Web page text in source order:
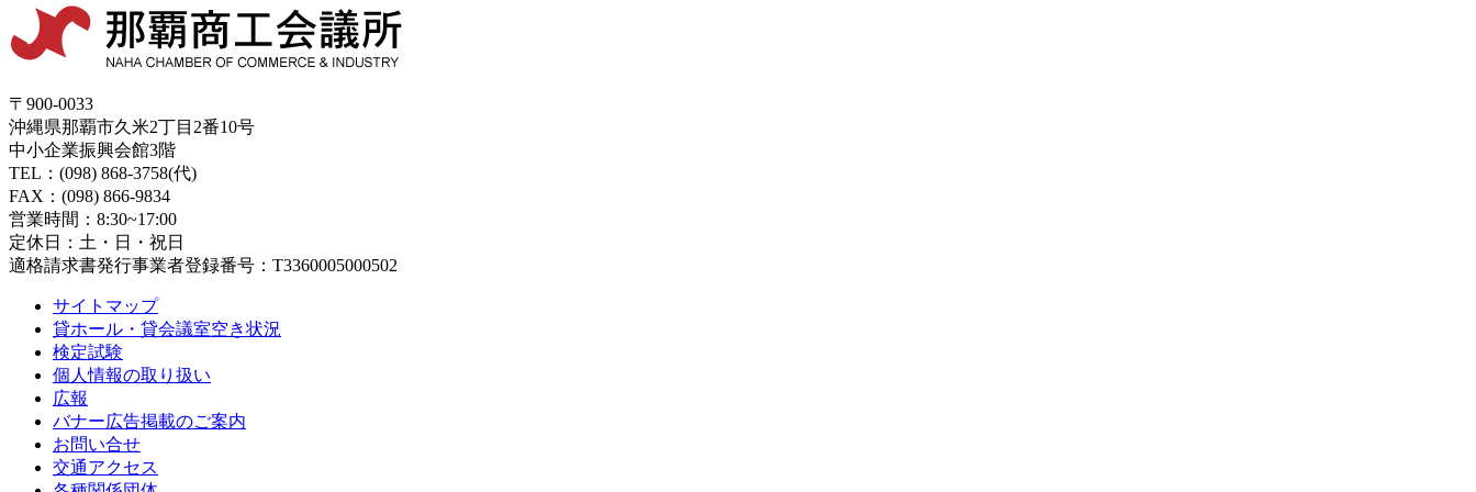
〒900-0033
沖縄県那覇市久米2丁目2番10号
中小企業振興会館3階
TEL：(098) 868-3758(代)
FAX：(098) 866-9834
営業時間：8:30~17:00
定休日：土・日・祝日
適格請求書発行事業者登録番号：T3360005000502
サイトマップ
貸ホール・貸会議室空き状況
検定試験
個人情報の取り扱い
広報
バナー広告掲載のご案内
お問い合せ
交通アクセス